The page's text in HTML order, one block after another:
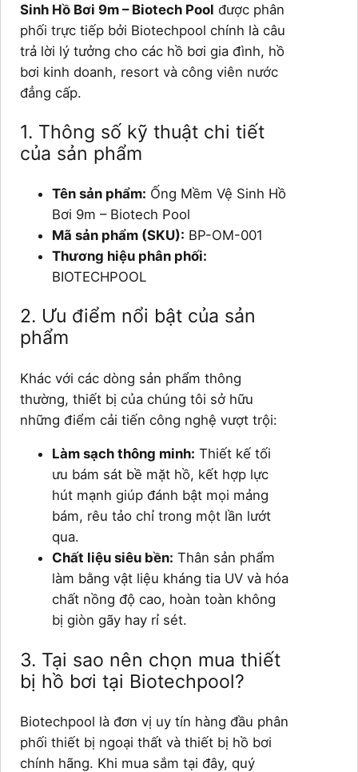
Sinh Hồ Bơi 9m – Biotech Pool được phân
phối trực tiếp bởi Biotechpool chính là câu
trả lời lý tưởng cho các hồ bơi gia đình, hồ
bơi kinh doanh, resort và công viên nước
đẳng cấp.
1. Thông số kỹ thuật chi tiết
của sản phẩm
Tên sản phẩm: Ống Mềm Vệ Sinh Hồ
Bơi 9m – Biotech Pool
Mã sản phẩm (SKU): BP-OM-001
Thương hiệu phân phối:
BIOTECHPOOL
2. Ưu điểm nổi bật của sản
phẩm
Khác với các dòng sản phẩm thông
thường, thiết bị của chúng tôi sở hữu
những điểm cải tiến công nghệ vượt trội:
Làm sạch thông minh: Thiết kế tối
ưu bám sát bề mặt hồ, kết hợp lực
hút mạnh giúp đánh bật mọi mảng
bám, rêu tảo chỉ trong một lần lướt
qua.
Chất liệu siêu bền: Thân sản phẩm
làm bằng vật liệu kháng tia UV và hóa
chất nồng độ cao, hoàn toàn không
bị giòn gãy hay rỉ sét.
3. Tại sao nên chọn mua thiết
bị hồ bơi tại Biotechpool?
Biotechpool là đơn vị uy tín hàng đầu phân
phối thiết bị ngoại thất và thiết bị hồ bơi
chính hãng. Khi mua sắm tại đây, quý